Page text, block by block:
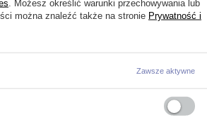
RETAINER -
. Możesz określić warunki przechowywania lub
można znaleźć także na stronie Prywatność i
Zawsze aktywne